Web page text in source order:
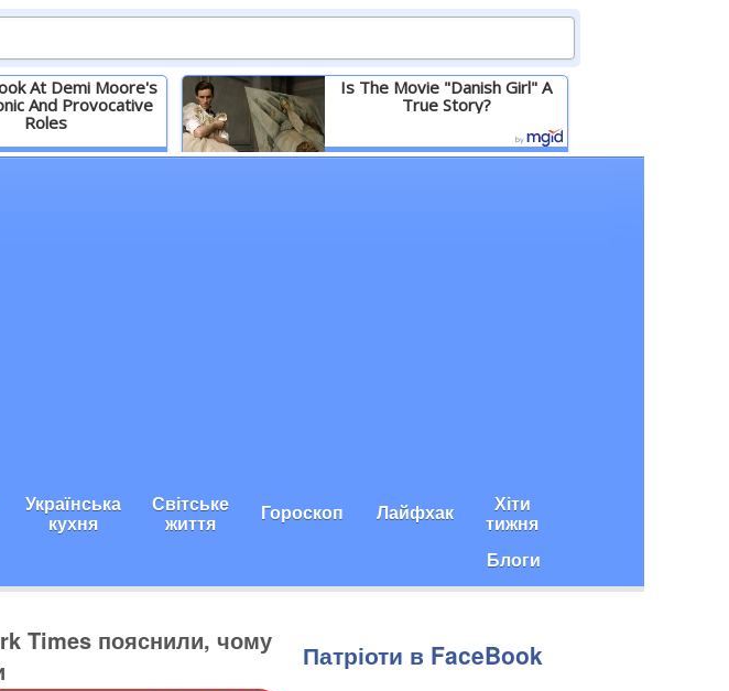
At Demi Moore's
And Provocative
Roles
Детальніше
Is The Movie "Danish Girl" A
True Story?
Детальніше
Українська
кухня
Світське
життя Гороскоп Лайфхак Хіти
тижня
Блоги
Times пояснили, чому
Патріоти в FaceBook